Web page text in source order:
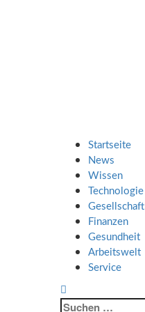
Startseite
News
Wissen
Technologie
Gesellschaft
Finanzen
Gesundheit
Arbeitswelt
Service
Suche